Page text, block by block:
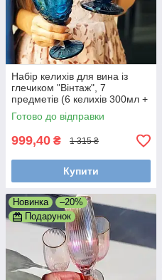
Набір келихів для вина із
глечиком "Вінтаж", 7
предметів (6 келихів 300мл +
глечик 1л) Синій
Готово до відправки
999,40 ₴ 1 315 ₴
Купити
Новинка
–20%
Подарунок